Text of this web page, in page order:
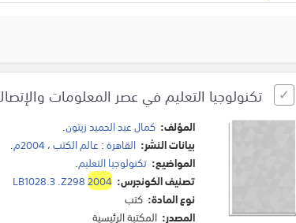
تكنولوجيا التعليم في عصر المعلومات
المؤلف: كمال عبد الحميد زيتون.
بيانات النشر: القاهرة: عالم الكتب، 2004م .
المواضيع: تكنولوجيا التعليم.
تصنيف الكونجرس:
LB1028.3 .Z2982004
نوع المادة: كتب
المصدر: المكتبة الرئيسية